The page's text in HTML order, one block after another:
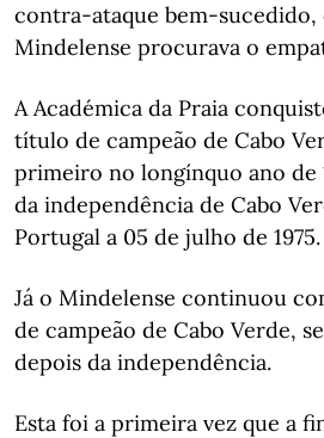
contra-ataque bem-sucedido,
Mindelense procurava o
A Académica da Praia
título de campeão de Cabo
primeiro no longínquo ano de
da independência de Cabo
Portugal a 05 de julho de 1975.
Já o Mindelense continuou
de campeão de Cabo Verde,
depois da independência.
Esta foi a primeira vez que a